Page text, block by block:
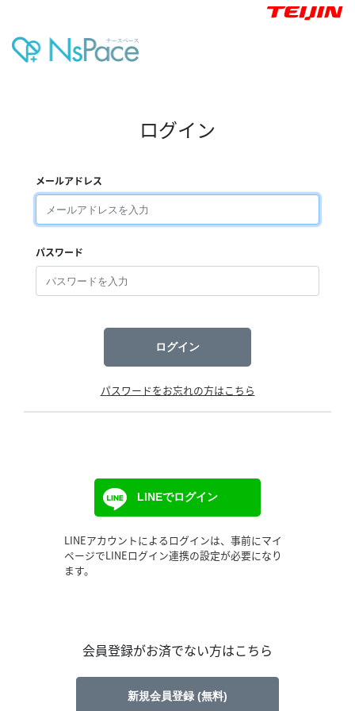
ログイン
メールアドレス
パスワード
ログイン
パスワードをお忘れの方はこちら
LINEでログイン
LINEアカウントによるログインは、事前にマイ
ページでLINEログイン連携の設定が必要になり
ます。
会員登録がお済でない方はこちら
新規会員登録 (無料)